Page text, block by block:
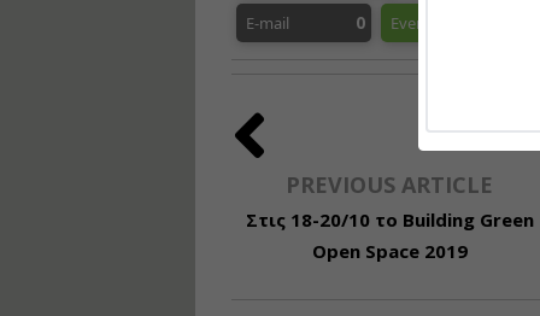
E-mail 0 Evernote
PREVIOUS ARTICLE
Στις 18-20/10 το Building Green
Open Space 2019